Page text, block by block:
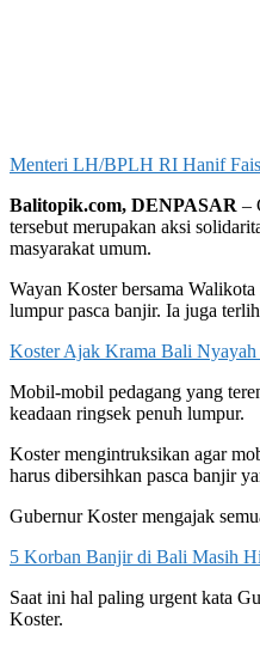
Menteri LH/BPLH RI Hanif
Balitopik.com, DENPASAR –
tersebut merupakan aksi
masyarakat umum.
Wayan Koster bersama
lumpur pasca banjir. Ia juga
Koster Ajak Krama Bali
Mobil-mobil pedagang yang
keadaan ringsek penuh lumpur.
Koster mengintruksikan agar
harus dibersihkan pasca banjir
Gubernur Koster mengajak
5 Korban Banjir di Bali Masih
Saat ini hal paling urgent kata
Koster.